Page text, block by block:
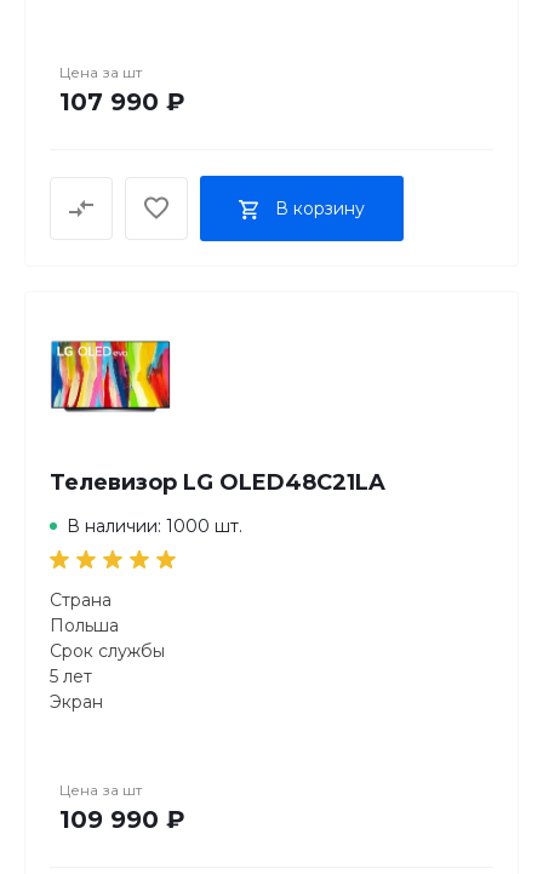
Цена за шт
107 990 ₽
В корзину
Телевизор LG OLED48C21LA
В наличии: 1000 шт.
Страна
Польша
Срок службы
5 лет
Экран
122 см
Экран
Цена за шт
109 990 ₽